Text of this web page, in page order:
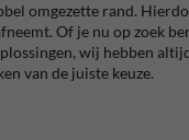
omgezette rand.
Of je nu op zoek
wij hebben
van de juiste keuze.